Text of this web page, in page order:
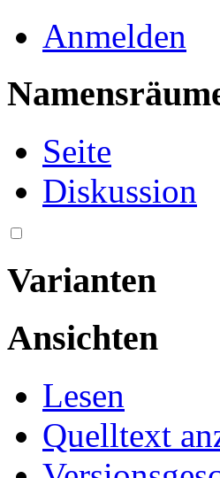
Anmelden
Seite
Diskussion
Varianten
Ansichten
Lesen
Quelltext